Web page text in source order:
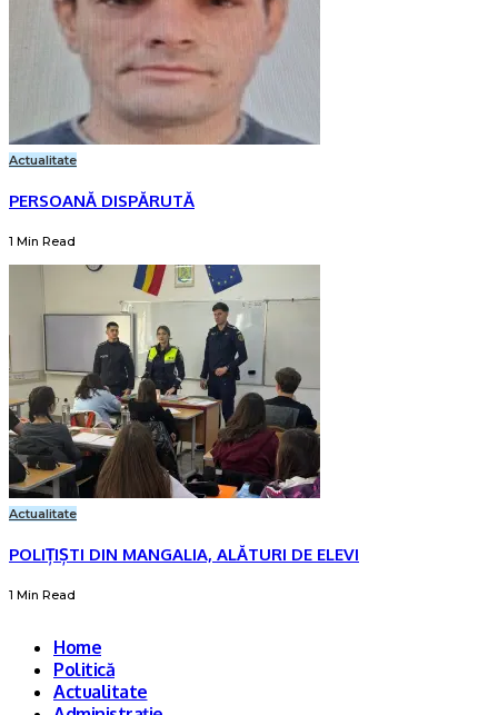
Actualitate
PERSOANĂ DISPĂRUTĂ
1 Min Read
Actualitate
POLIȚIȘTI DIN MANGALIA, ALĂTURI DE ELEVI
1 Min Read
Home
Politică
Actualitate